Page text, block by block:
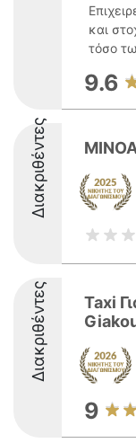
και
τόσο
9.6
Διακριθέντες
Διακριθέντες
Taxi
9